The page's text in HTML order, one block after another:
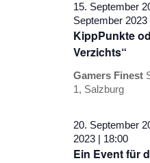
September
2023
KippPunkte
Verzichts“
15. September
September 2023
Gamers Finest
1, Salzburg
Ein Event für
20. September
2023 | 18:00